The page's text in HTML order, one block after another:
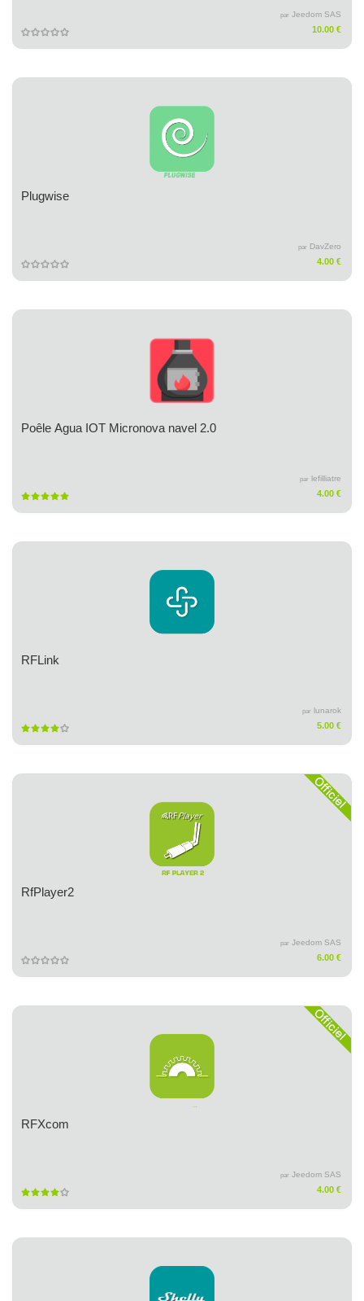
par Jeedom SAS
10.00 €
Plugwise
par DavZero
4.00 €
Poêle Agua IOT Micronova navel 2.0
par lefilliatre
4.00 €
RFLink
par lunarok
5.00 €
RfPlayer2
par Jeedom SAS
6.00 €
RFXcom
par Jeedom SAS
4.00 €